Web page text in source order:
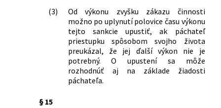
sa menia a dopĺňajú niektoré zákony
362/2011 Z. z.
Zákon o liekoch a zdravotníckych
pomôckach a o zmene a doplnení
niektorých zákonov
Zákon, ktorým sa mení a dopĺňa zákon
Slovenskej národnej rady č. 372/1990
Zb. o priestupkoch v znení neskorších
(3)
Od výkonu zvyšku zákazu činnosti
možno po uplynutí polovice času výkonu
tejto sankcie upustiť, ak páchateľ
priestupku spôsobom svojho života
preukázal, že jej ďalší výkon nie je
potrebný. O upustení sa môže
rozhodnúť aj na základe žiadosti
páchateľa.
§ 15